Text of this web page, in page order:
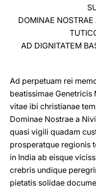
DOMINAE
AD DIGNITATEM
Ad perpetuam rei
beatissimae Genetricis
vitae ibi christianae
Dominae Nostrae a
quasi vigili quadam
prosperatque regionis
in India ab eisque
crebris undique
pietatis solidae